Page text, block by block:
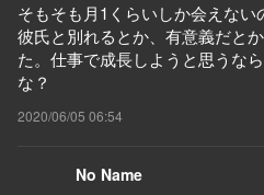
そもそも月1くらいしか会えな
彼氏と別れるとか、有意義だと
た。仕事で成長しようと思うな
な？
2020/06/05 06:54
No Name